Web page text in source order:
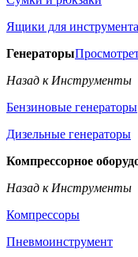
Ящики для инструмента
Генераторы
Назад к Инструменты
Бензиновые генераторы
Дизельные генераторы
Компрессорное
Назад к Инструменты
Компрессоры
Пневмоинструмент